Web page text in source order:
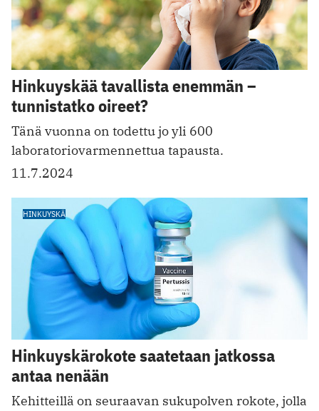
Hinkuyskää tavallista enemmän ­–
tunnistatko oireet?
Tänä vuonna on todettu jo yli 600
laboratoriovarmennettua tapausta.
11.7.2024
HINKUYSKÄ
Hinkuyskärokote saatetaan jatkossa
antaa nenään
Kehitteillä on seuraavan sukupolven rokote, jolla